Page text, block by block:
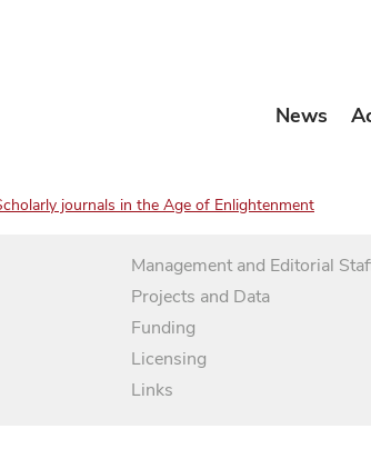
News
journals in the Age of Enlightenment
Management and Editorial
Projects and Data
Funding
Licensing
Links